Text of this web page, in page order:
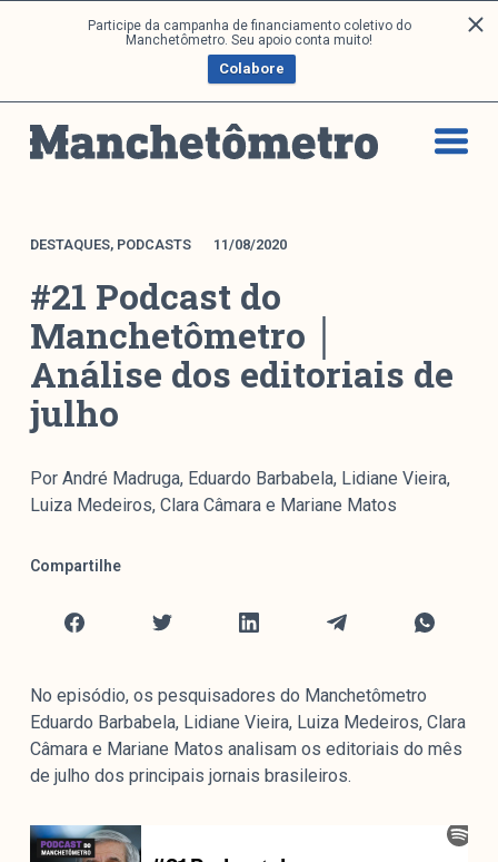
Participe da campanha de financiamento coletivo do
Manchetômetro. Seu apoio conta muito!
Colabore
a
p
ú
o
Análises
DONI
Boletim M
M Facebook
M Instagram
Livros
Arquivos
Mediómetro
Boletim da Pluralidade M
Institucional
Nossa História
Missão
Equipe
DESTAQUES, PODCASTS 11/08/2020
#21 Podcast do
Manchetômetro │
Análise dos editoriais de
julho
Por André Madruga, Eduardo Barbabela, Lidiane Vieira,
Luiza Medeiros, Clara Câmara e Mariane Matos
Compartilhe
No episódio, os pesquisadores do Manchetômetro
Eduardo Barbabela, Lidiane Vieira, Luiza Medeiros, Clara
Câmara e Mariane Matos analisam os editoriais do mês
de julho dos principais jornais brasileiros.